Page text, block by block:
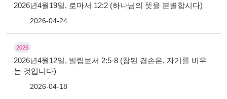
2026년4월19일, 로마서 12:2 (하나님의 뜻을 분별합시다)
2026-04-24
2026
2026년4월12일, 빌립보서 2:5-8 (참된 겸손은, 자기를 비우
는 것입니다)
2026-04-18